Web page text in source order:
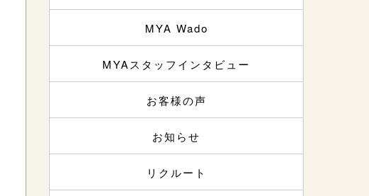
MYA Wado
MYAスタッフインタビュー
お客様の声
お知らせ
リクルート